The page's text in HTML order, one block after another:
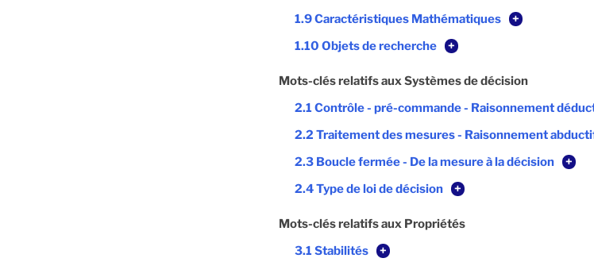
1.9 Caractéristiques Mathématiques
+
1.10 Objets de recherche
+
Mots-clés relatifs aux Systèmes de décision
2.1 Contrôle - pré-commande - Raisonnement
2.2 Traitement des mesures - Raisonnement
2.3 Boucle fermée - De la mesure à la décision
+
2.4 Type de loi de décision
+
Mots-clés relatifs aux Propriétés
3.1 Stabilités
+